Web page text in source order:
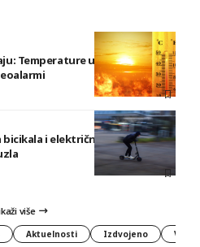
Temperature u BiH i do 41
i električnih romobila u
više
Aktuelnosti Izdvojeno